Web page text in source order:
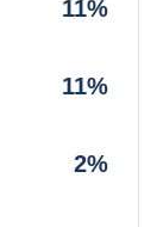
11%
11%
2%